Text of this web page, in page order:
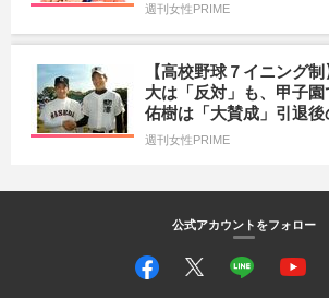
週刊女性PRIME
【高校野球７イニング
大は「反対」も、甲子
佑樹は「大賛成」引退
週刊女性PRIME
公式アカウントをフォロー